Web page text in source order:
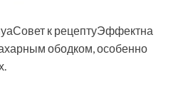
к рецептуЭффектна
ободком, особенно